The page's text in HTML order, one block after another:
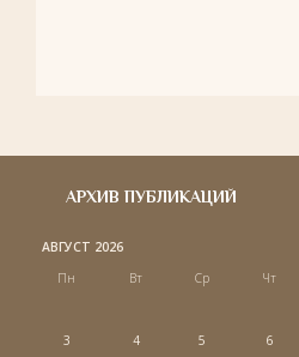
АРХИВ ПУБЛИКАЦИЙ
АВГУСТ 2026
Пн
Вт Ср Чт
3
4 5 6